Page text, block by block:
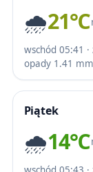
🌧️21℃
wschód 05:41
opady 1.41
Piątek
🌧️14℃